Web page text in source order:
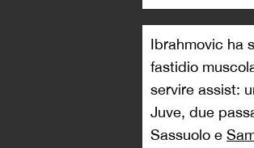
Ibrahmovic ha
fastidio
servire assist:
Juve, due
Sassuolo e